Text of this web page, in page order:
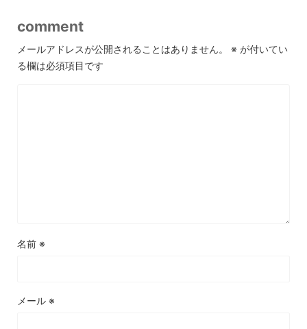
comment
メールアドレスが公開されることはありません。 ※ が付いてい
る欄は必須項目です
名前 ※
メール ※